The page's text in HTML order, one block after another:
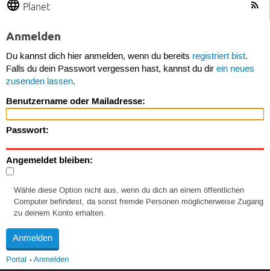
Planet
Anmelden
Du kannst dich hier anmelden, wenn du bereits registriert bist.
Falls du dein Passwort vergessen hast, kannst du dir ein neues
zusenden lassen.
Benutzername oder Mailadresse:
Passwort:
Angemeldet bleiben:
Wähle diese Option nicht aus, wenn du dich an einem öffentlichen
Computer befindest, da sonst fremde Personen möglicherweise Zugang
zu deinem Konto erhalten.
Portal Anmelden